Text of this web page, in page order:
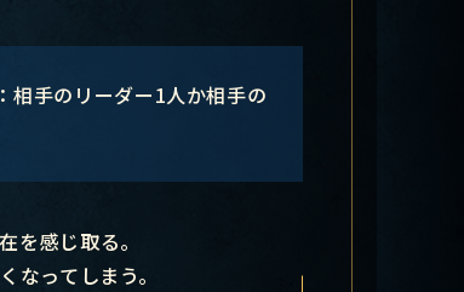
相手のリーダー1人か相手の
を感じ取る。
なってしまう。